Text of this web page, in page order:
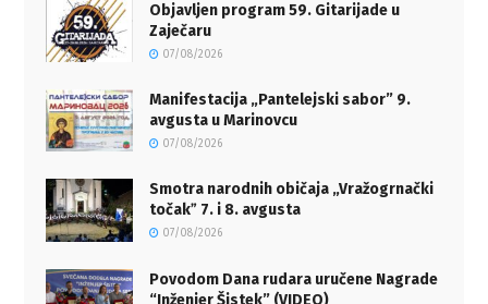
Objavljen program 59. Gitarijade u
Zaječaru
07/08/2026
Manifestacija „Pantelejski sabor” 9.
avgusta u Marinovcu
07/08/2026
Smotra narodnih običaja „Vražogrnački
točakˮ 7. i 8. avgusta
07/08/2026
Povodom Dana rudara uručene Nagrade
“Inženjer Šistek” (VIDEO)